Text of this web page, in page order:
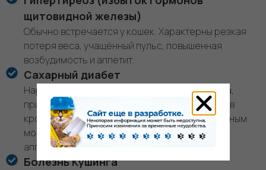
щитовидной железы)
Обычно встречается у кошек. Характерны резкая
потеря веса, учащённый пульс, повышенная
возбудимость и аппетит.
Сахарный диабет
Нарушение выработки или усвоения инсулина,
приводящее к повышенному уровню глюкозы в
крови. Проявляется сильной жаждой, учащённым
мочеиспусканием, похудением при хорошем
аппетите.
Болезнь Кушинга